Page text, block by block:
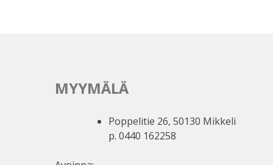
MYYMÄLÄ
Poppelitie 26, 50130 Mikkeli
p. 0440 162258